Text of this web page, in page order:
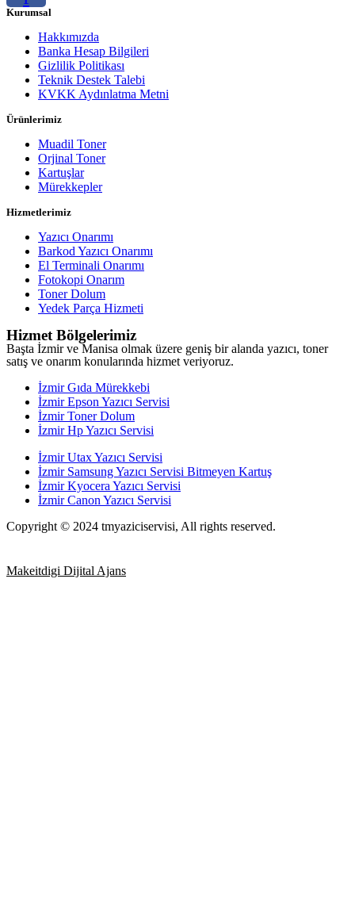
Kurumsal
Hakkımızda
Banka Hesap Bilgileri
Gizlilik Politikası
Teknik Destek Talebi
KVKK Aydınlatma Metni
Ürünlerimiz
Muadil Toner
Orjinal Toner
Kartuşlar
Mürekkepler
Hizmetlerimiz
Yazıcı Onarımı
Barkod Yazıcı Onarımı
El Terminali Onarımı
Fotokopi Onarım
Toner Dolum
Yedek Parça Hizmeti
Hizmet Bölgelerimiz
Başta İzmir ve Manisa olmak üzere geniş bir alanda yazıcı, toner
satış ve onarım konularında hizmet veriyoruz.
İzmir Gıda Mürekkebi
İzmir Epson Yazıcı Servisi
İzmir Toner Dolum
İzmir Hp Yazıcı Servisi
İzmir Utax Yazıcı Servisi
İzmir Samsung Yazıcı Servisi Bitmeyen Kartuş
İzmir Kyocera Yazıcı Servisi
İzmir Canon Yazıcı Servisi
Copyright © 2024 tmyaziciservisi, All rights reserved.
Makeitdigi Dijital Ajans